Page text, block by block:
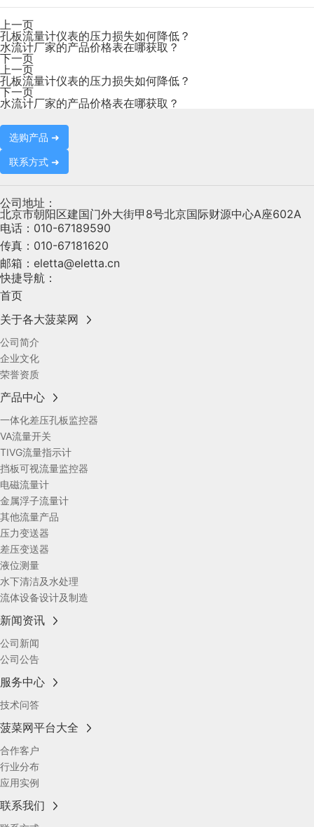
上一页
孔板流量计仪表的压力损失如何降低？
水流计厂家的产品价格表在哪获取？
下一页
上一页
孔板流量计仪表的压力损失如何降低？
下一页
水流计厂家的产品价格表在哪获取？
选购产品 ➜
联系方式 ➜
公司地址：
北京市朝阳区建国门外大街甲8号北京国际财源中心A座602A
电话： 010-67189590
传真： 010-67181620
邮箱： eletta@eletta.cn
快捷导航：
首页
关于各大菠菜网
公司简介
企业文化
荣誉资质
产品中心
一体化差压孔板监控器
VA流量开关
TIVG流量指示计
挡板可视流量监控器
电磁流量计
金属浮子流量计
其他流量产品
压力变送器
差压变送器
液位测量
水下清洁及水处理
流体设备设计及制造
新闻资讯
公司新闻
公司公告
服务中心
技术问答
菠菜网平台大全
合作客户
行业分布
应用实例
联系我们